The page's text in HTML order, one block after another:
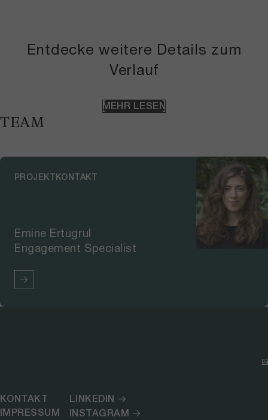
Entdecke weitere Details zum
Verlauf
MEHR LESEN
TEAM
PROJEKTKONTAKT
Emine Ertugrul
Engagement Specialist
KONTAKT
IMPRESSUM
LINKEDIN
INSTAGRAM